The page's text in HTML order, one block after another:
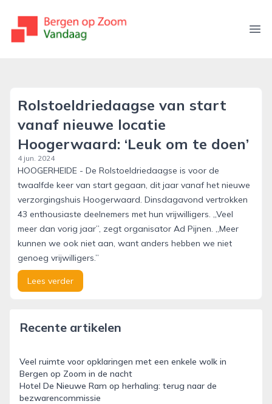
bergenopzoomvandaag.nl
Rolstoeldriedaagse van start
vanaf nieuwe locatie
Hoogerwaard: ‘Leuk om te doen’
4 jun. 2024
HOOGERHEIDE - De Rolstoeldriedaagse is voor de
twaalfde keer van start gegaan, dit jaar vanaf het nieuwe
verzorgingshuis Hoogerwaard. Dinsdagavond vertrokken
43 enthousiaste deelnemers met hun vrijwilligers. ,,Veel
meer dan vorig jaar”, zegt organisator Ad Pijnen. ,,Meer
kunnen we ook niet aan, want anders hebben we niet
genoeg vrijwilligers.”
Lees verder
Recente artikelen
Veel ruimte voor opklaringen met een enkele wolk in
Bergen op Zoom in de nacht
Hotel De Nieuwe Ram op herhaling: terug naar de
bezwarencommissie